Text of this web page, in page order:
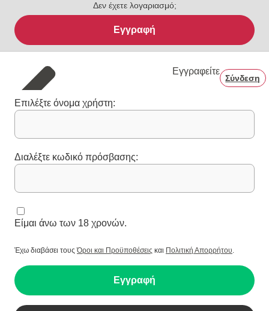
Δεν έχετε λογαριασμό;
Εγγραφή
Εγγραφείτε
Σύνδεση
Επιλέξτε όνομα χρήστη:
Διαλέξτε κωδικό πρόσβασης:
Είμαι άνω των 18 χρονών.
Έχω διαβάσει τουςΌροι και Προϋποθέσεις και Πολιτική Απορρήτου.
Εγγραφή